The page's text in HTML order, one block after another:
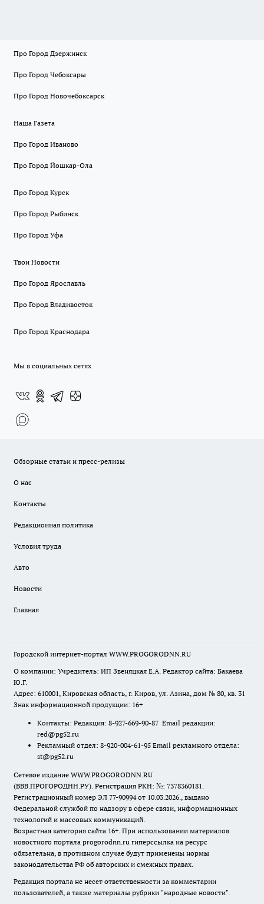
Про Город Дзержинск
Про Город Чебоксары
Про Город Новочебоксарск
Наша Газета
Про Город Иваново
Про Город Йошкар-Ола
Про Город Курск
Про Город Рыбинск
Про Город Уфа
Твои Новости
Про Город Ярославль
Про Город Владивосток
Про Город Краснодара
Мы в социальных сетях
Обзорные статьи и пресс-релизы
О нас
Контакты
Редакционная политика
Условия труда
Авто
Новости
Главная
Городской интернет-портал WWW.PROGORODNN.RU
О компании: Учредитель: ИП Звеняцкая Е.А. Редактор сайта: Бакаева
Ю.Г.
Адрес: 610001, Кировская область, г. Киров, ул. Азина, дом № 80, кв. 31
Знак информационной продукции: 16+
Контакты: Редакция: 8-927-669-90-87 Email редакции:
red@pg52.ru
Рекламный отдел: 8-920-004-61-95 Email рекламного отдела:
st@pg52.ru
Сетевое издание WWW.PROGORODNN.RU
(ВВВ.ПРОГОРОДНН.РУ). Регистрация РКН: №: 7378360181.
Регистрационный номер ЭЛ 77-90994 от 10.03.2026., выдано
Федеральной службой по надзору в сфере связи, информационных
технологий и массовых коммуникаций.
Возрастная категория сайта 16+. При использовании материалов
новостного портала progorodnn.ru гиперссылка на ресурс
обязательна, в противном случае будут применены нормы
законодательства РФ об авторских и смежных правах.
Редакция портала не несет ответственности за комментарии
пользователей, а также материалы рубрики "народные новости".